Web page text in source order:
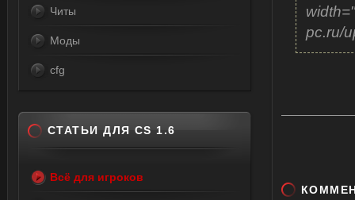
pc.ru/
Читы
Моды
cfg
СТАТЬИ ДЛЯ CS 1.6
Всё для игроков